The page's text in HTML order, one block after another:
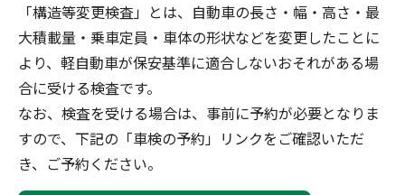
「構造等変更検査」とは、自動車の長さ・幅・高さ・最
大積載量・乗車定員・車体の形状などを変更したことに
より、軽自動車が保安基準に適合しないおそれがある場
合に受ける検査です。
なお、検査を受ける場合は、事前に予約が必要となりま
すので、下記の「車検の予約」リンクをご確認いただ
き、ご予約ください。